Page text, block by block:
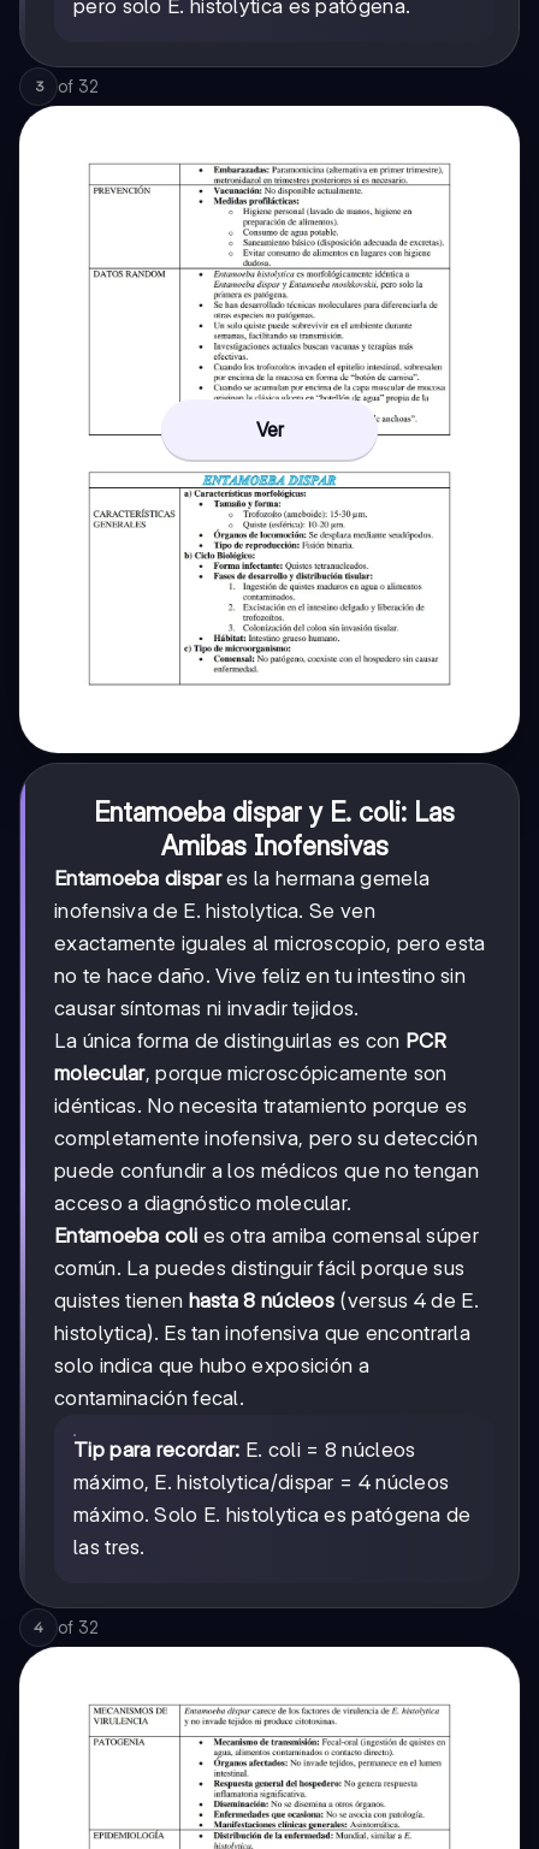
pero solo E. histolytica es patógena.
3 of 32
Ver
Entamoeba dispar y E. coli: Las
Amibas Inofensivas
Entamoeba dispares la hermana gemela
inofensiva de E. histolytica. Se ven
exactamente iguales al microscopio, pero esta
no te hace daño. Vive feliz en tu intestino sin
causar síntomas ni invadir tejidos.
La única forma de distinguirlas es con PCR
molecular, porque microscópicamente son
idénticas. No necesita tratamiento porque es
completamente inofensiva, pero su detección
puede confundir a los médicos que no tengan
acceso a diagnóstico molecular.
Entamoeba coli es otra amiba comensal súper
común. La puedes distinguir fácil porque sus
quistes tienen hasta 8 núcleos (versus 4 de E.
histolytica). Es tan inofensiva que encontrarla
solo indica que hubo exposición a
contaminación fecal.
Tip para recordar: E. coli = 8 núcleos
máximo, E. histolytica/dispar = 4 núcleos
máximo. Solo E. histolytica es patógena de
las tres.
4 of 32